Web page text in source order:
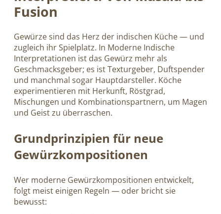
Fusion
Gewürze sind das Herz der indischen Küche — und
zugleich ihr Spielplatz. In Moderne Indische
Interpretationen ist das Gewürz mehr als
Geschmacksgeber; es ist Texturgeber, Duftspender
und manchmal sogar Hauptdarsteller. Köche
experimentieren mit Herkunft, Röstgrad,
Mischungen und Kombinationspartnern, um Magen
und Geist zu überraschen.
Grundprinzipien für neue
Gewürzkompositionen
Wer moderne Gewürzkompositionen entwickelt,
folgt meist einigen Regeln — oder bricht sie
bewusst: